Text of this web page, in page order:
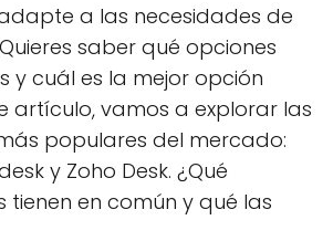
a las necesidades de
saber qué opciones
y cuál es la mejor opción
artículo, vamos a explorar las
populares del mercado:
y Zoho Desk. ¿Qué
en común y qué las